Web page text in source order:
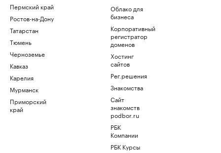
Пермский край
Ростов-на-Дону
Татарстан
Тюмень
Черноземье
Кавказ
Карелия
Мурманск
Приморский
край
Облако для
бизнеса
Корпоративный
регистратор
доменов
Хостинг
сайтов
Рег.решения
Знакомства
Сайт
знакомств
podbor.ru
РБК
Компании
РБК Курсы